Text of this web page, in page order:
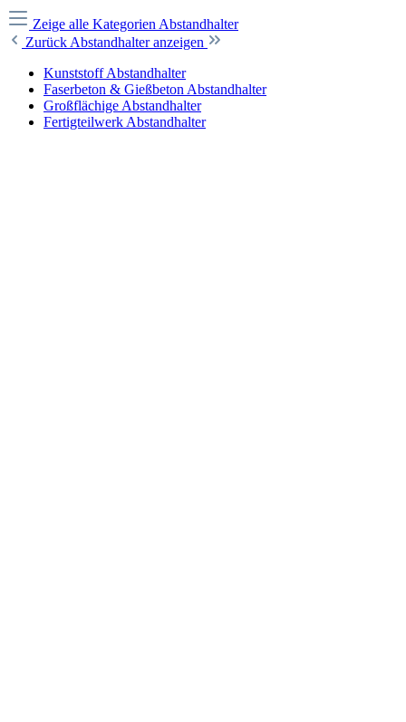
Zeige alle Kategorien Abstandhalter
Zurück Abstandhalter anzeigen
Kunststoff Abstandhalter
Faserbeton & Gießbeton Abstandhalter
Großflächige Abstandhalter
Fertigteilwerk Abstandhalter